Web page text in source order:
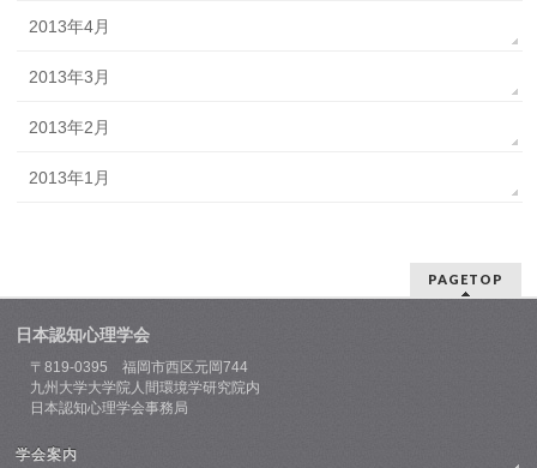
2013年4月
2013年3月
2013年2月
2013年1月
PAGETOP
日本認知心理学会
〒819-0395 福岡市西区元岡744
九州大学大学院人間環境学研究院内
日本認知心理学会事務局
学会案内